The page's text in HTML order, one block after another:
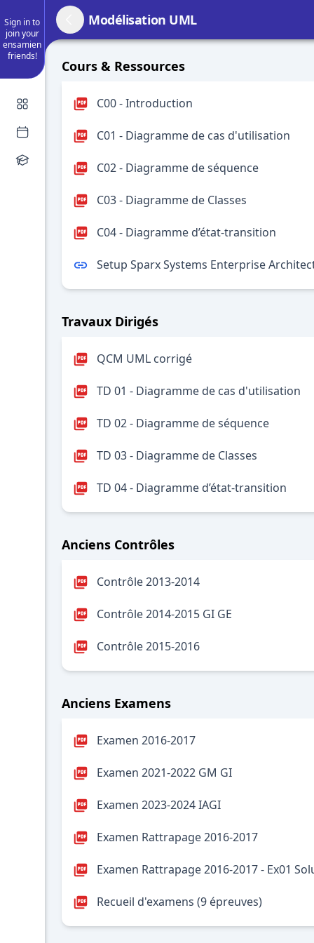
Sign in to
join your
ensamien
friends!
Modélisation UML
Cours & Ressources
C00 - Introduction
C01 - Diagramme de cas d'utilisation
C02 - Diagramme de séquence
C03 - Diagramme de Classes
C04 - Diagramme d’état-transition
Setup Sparx Systems Enterprise
Travaux Dirigés
QCM UML corrigé
TD 01 - Diagramme de cas d'utilisation
TD 02 - Diagramme de séquence
TD 03 - Diagramme de Classes
TD 04 - Diagramme d’état-transition
Anciens Contrôles
Contrôle 2013-2014
Contrôle 2014-2015 GI GE
Contrôle 2015-2016
Anciens Examens
Examen 2016-2017
Examen 2021-2022 GM GI
Examen 2023-2024 IAGI
Examen Rattrapage 2016-2017
Examen Rattrapage 2016-2017 - Ex01
Recueil d'examens (9 épreuves)